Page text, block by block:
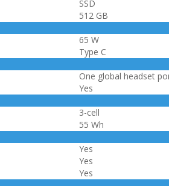
SSD
512 GB
65 W
Type C
One global headset
Yes
3-cell
55 Wh
Yes
Yes
Yes